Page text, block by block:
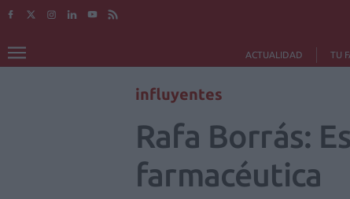
ACTUALIDAD TU
influyentes
Rafa Borrás:
farmacéutica